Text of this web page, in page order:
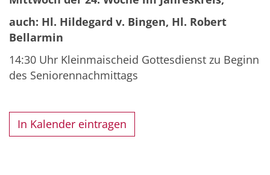
auch: Hl. Hildegard v. Bingen, Hl. Robert
Bellarmin
14:30 Uhr Kleinmaischeid Gottesdienst zu Beginn
des Seniorennachmittags
In Kalender eintragen